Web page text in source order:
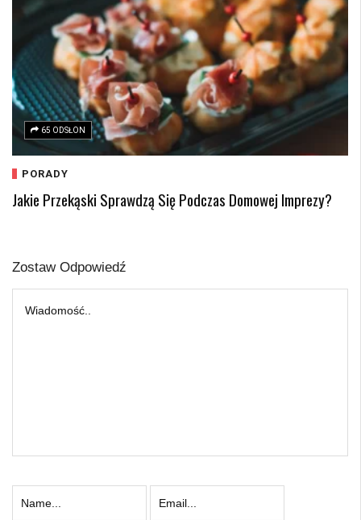
65 ODSŁON
PORADY
Jakie Przekąski Sprawdzą Się Podczas Domowej Imprezy?
Zostaw Odpowiedź